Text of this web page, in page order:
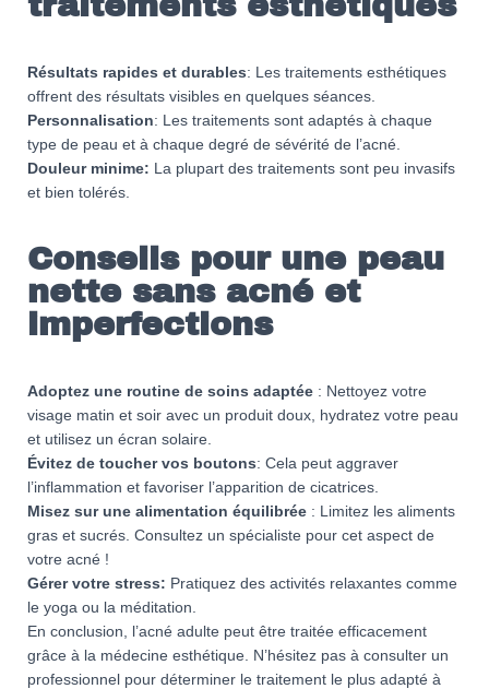
Résultats rapides et durables: Les traitements esthétiques
offrent des résultats visibles en quelques séances.
Personnalisation: Les traitements sont adaptés à chaque
type de peau et à chaque degré de sévérité de l’acné.
Douleur minime: La plupart des traitements sont peu invasifs
et bien tolérés.
Conseils pour une peau
nette sans acné et
imperfections
Adoptez une routine de soins adaptée : Nettoyez votre
visage matin et soir avec un produit doux, hydratez votre peau
et utilisez un écran solaire.
Évitez de toucher vos boutons: Cela peut aggraver
l’inflammation et favoriser l’apparition de cicatrices.
Misez sur une alimentation équilibrée : Limitez les aliments
gras et sucrés. Consultez un spécialiste pour cet aspect de
votre acné !
Gérer votre stress: Pratiquez des activités relaxantes comme
le yoga ou la méditation.
En conclusion, l’acné adulte peut être traitée efficacement
grâce à la médecine esthétique. N’hésitez pas à consulter un
professionnel pour déterminer le traitement le plus adapté à